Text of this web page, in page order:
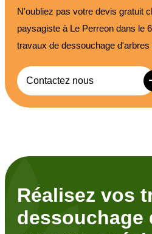
N'oubliez pas votre devis gratuit
paysagiste à Le Perreon dans le
travaux de dessouchage
Contactez nous
Réalisez vos
dessouchage